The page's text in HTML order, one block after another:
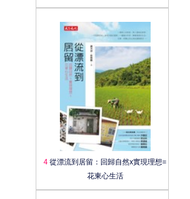
4 從漂流到居留：回歸自然x實現理想=
花東心生活